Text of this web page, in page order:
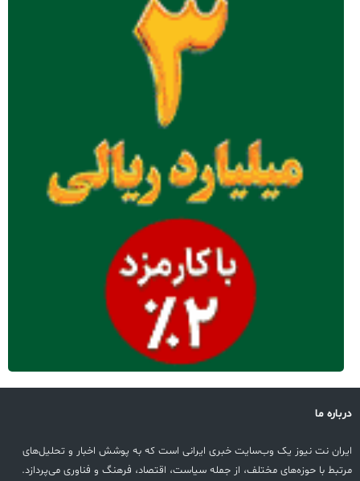
درباره ما
ایران نت نیوز یک وب‌سایت خبری ایرانی است که به پوشش اخبار و تحلیل‌های
مرتبط با حوزه‌های مختلف، از جمله سیاست، اقتصاد، فرهنگ و فناوری می‌پردازد.